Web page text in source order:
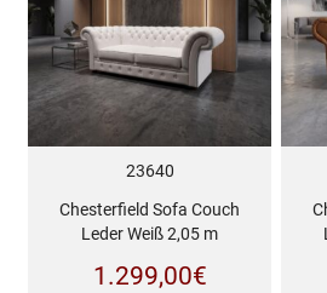
23640
Chesterfield Sofa Couch
Leder Weiß 2,05 m
1.299,00€